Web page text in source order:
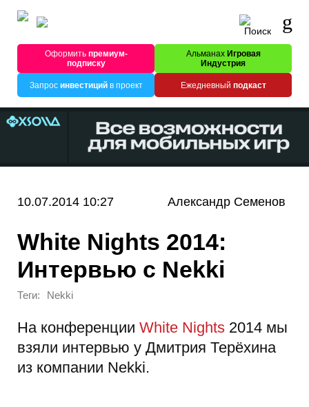
Оформитьпремиум-
подписку
Альманах Игровая
Индустрия
Запрос инвестицийв проект Ежедневный подкаст
10.07.2014 10:27 Александр Семенов
White Nights 2014:
Интервью с Nekki
Теги: Nekki
На конференции White Nights 2014 мы
взяли интервью у Дмитрия Терёхина
из компании Nekki.